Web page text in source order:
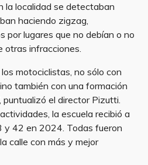
la localidad se detectaban
haciendo zigzag,
por lugares que no debían o no
otras infracciones.
motociclistas, no sólo con
también con una formación
el director Pizutti.
la escuela recibió a
y 42 en 2024. Todas fueron
calle con más y mejor